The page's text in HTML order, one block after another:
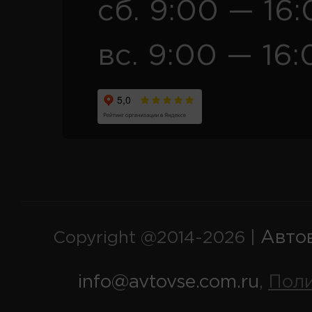
сб. 9:00 —
вс. 9:00 —
Copyright @2014-2026 |
info@avtovse.com.ru,